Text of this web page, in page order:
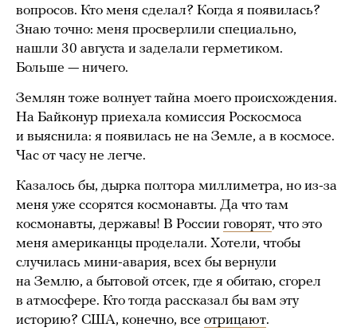
вопросов. Кто меня сделал? Когда я появилась?
Знаю точно: меня просверлили специально,
нашли 30 августа и заделали герметиком.
Больше — ничего.
Землян тоже волнует тайна моего происхождения.
На Байконур приехала комиссия Роскосмоса
и выяснила: я появилась не на Земле, а в космосе.
Час от часу не легче.
Казалось бы, дырка полтора миллиметра, но из-за
меня уже ссорятся космонавты. Да что там
космонавты, державы! В России говорят, что это
меня американцы проделали. Хотели, чтобы
случилась мини-авария, всех бы вернули
на Землю, а бытовой отсек, где я обитаю, сгорел
в атмосфере. Кто тогда рассказал бы вам эту
историю? США, конечно, все отрицают.